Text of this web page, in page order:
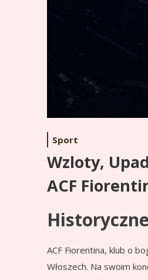
Sport
Wzloty,
ACF
ACF Fiorentina, klub o
Włoszech. Na swoim